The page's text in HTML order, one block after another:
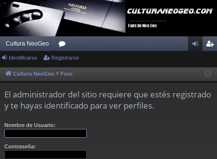
Cultura NeoGeo
or
os ist
Identificarse Registrarse
Cultura NeoGeo Foro
El administrador del sitio requiere que estés registrado
y te hayas identificado para ver perfiles.
Nombre de Usuario:
Contraseña: